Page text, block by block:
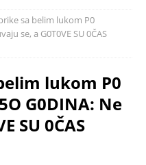
sa belim lukom P0
se, a G0T0VE SU 0ČAS
lukom P0
G0DINA: Ne
SU 0ČAS